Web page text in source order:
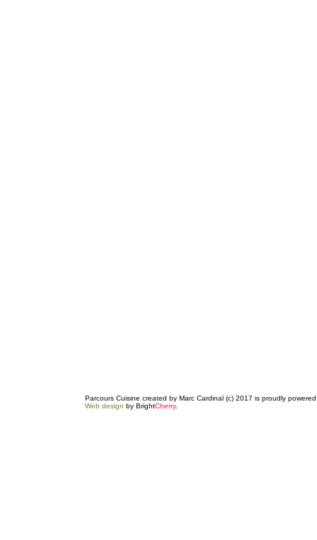
Parcours Cuisine created by Marc Cardinal (c) 2017 is proudly
Web design by BrightCherry.